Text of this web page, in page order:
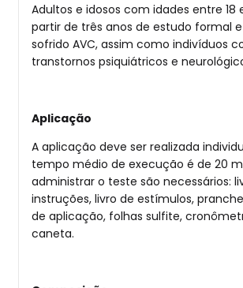
Adultos e idosos com idades entre 18
partir de três anos de estudo formal
sofrido AVC, assim como indivíduos
transtornos psiquiátricos e
Aplicação
A aplicação deve ser realizada
tempo médio de execução é de 20
administrar o teste são necessários:
instruções, livro de estímulos,
de aplicação, folhas sulfite,
caneta.